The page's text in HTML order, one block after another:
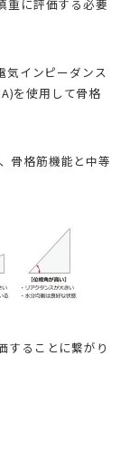
重に評価する必要
気インピーダンス
を使用して骨格
骨格筋機能と中等
することに繋がり